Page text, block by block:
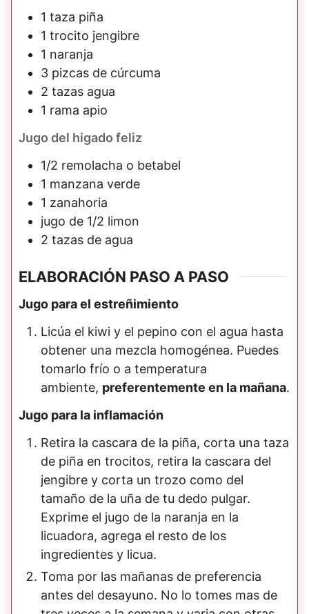
1 taza piña
1 trocito jengibre
1 naranja
3 pizcas de cúrcuma
2 tazas agua
1 rama apio
Jugo del higado feliz
1/2 remolacha o betabel
1 manzana verde
1 zanahoria
jugo de 1/2 limon
2 tazas de agua
ELABORACIÓN PASO A PASO
Jugo para el estreñimiento
Licúa el kiwi y el pepino con el agua hasta
obtener una mezcla homogénea. Puedes
tomarlo frío o a temperatura
ambiente, preferentemente en la mañana.
Jugo para la inflamación
Retira la cascara de la piña, corta una taza
de piña en trocitos, retira la cascara del
jengibre y corta un trozo como del
tamaño de la uña de tu dedo pulgar.
Exprime el jugo de la naranja en la
licuadora, agrega el resto de los
ingredientes y licua.
Toma por las mañanas de preferencia
antes del desayuno. No lo tomes mas de